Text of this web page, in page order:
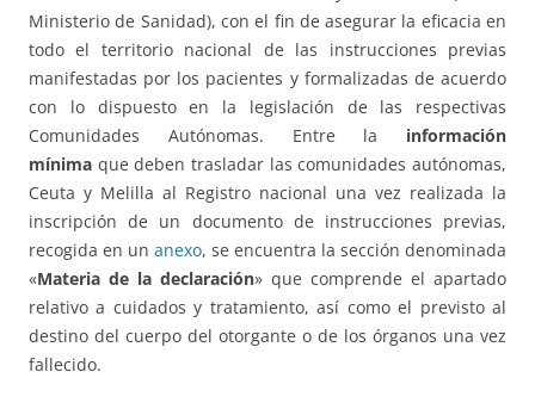
Ministerio de Sanidad), con el fin de asegurar la eficacia en
todo el territorio nacional de las instrucciones previas
manifestadas por los pacientes y formalizadas de acuerdo
con lo dispuesto en la legislación de las respectivas
Comunidades Autónomas. Entre la información
mínima que deben trasladar las comunidades autónomas,
Ceuta y Melilla al Registro nacional una vez realizada la
inscripción de un documento de instrucciones previas,
recogida en un anexo, se encuentra la sección denominada
«Materia de la declaración» que comprende el apartado
relativo a cuidados y tratamiento, así como el previsto al
destino del cuerpo del otorgante o de los órganos una vez
fallecido.